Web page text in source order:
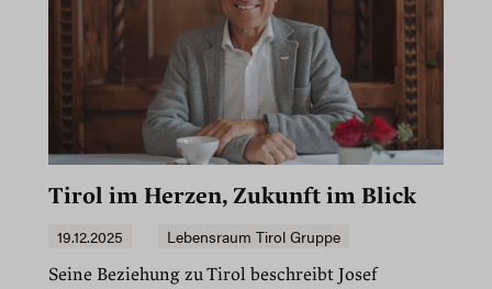
Tirol im Herzen, Zukunft im Blick
19.12.2025
Lebensraum Tirol Gruppe
Seine Beziehung zu Tirol beschreibt Josef